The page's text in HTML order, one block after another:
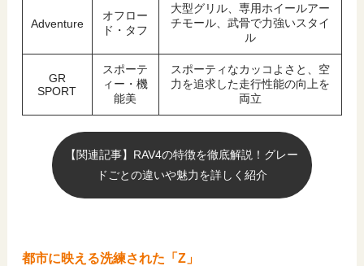
Adventure
オフロー
ド・タフ
大型グリル、専用ホイールアー
チモール、武骨で力強いスタイ
ル
GR
SPORT
スポーテ
ィー・機
能美
スポーティなカッコよさと、空
力を追求した走行性能の向上を
両立
【関連記事】RAV4の特徴を徹底解説！グレー
ドごとの違いや魅力を詳しく紹介
都市に映える洗練された「Z」